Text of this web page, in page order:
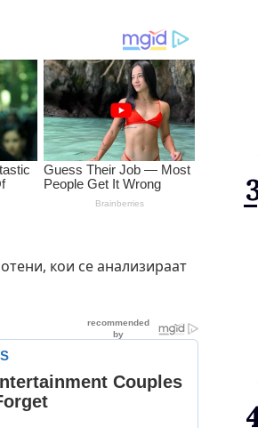
кои се анализираат